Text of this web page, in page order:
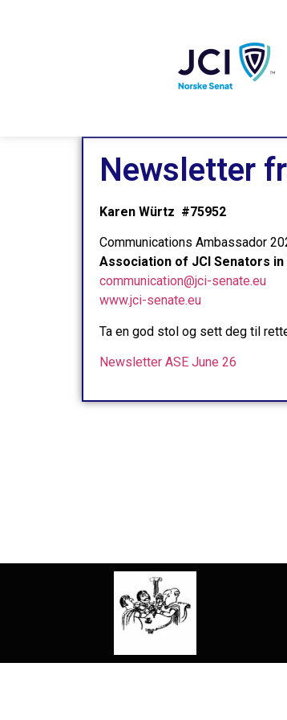
Newsletter
Karen Würtz #75952
Communications Ambassador
Association of JCI Senators in
communication@jci-senate.eu
www.jci-senate.eu
Ta en god stol og sett deg til
Newsletter ASE June 26